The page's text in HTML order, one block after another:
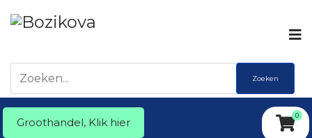
Zoeken
Groothandel, Klik hier
0